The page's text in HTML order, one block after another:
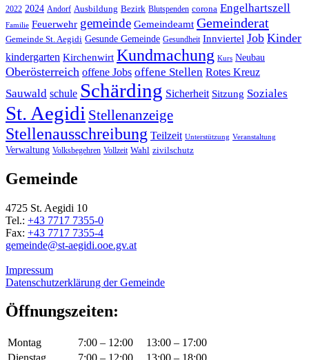
2022 2024 Andorf Ausbildung Bezirk Blutspenden corona Engelhartszell
Familie Feuerwehr gemeinde Gemeindeamt Gemeinderat
Gemeinde St. Aegidi Gesunde Gemeinde Gesundheit Innviertel Job Kinder
kindergarten Kirchenwirt Kundmachung Kurs Neubau
Oberösterreich offene Jobs offene Stellen Rotes Kreuz
Sauwald schule Schärding Sicherheit Sitzung Soziales
St. Aegidi Stellenanzeige
Stellenausschreibung Teilzeit Unterstützung Veranstaltung
Verwaltung Volksbegehren Vollzeit Wahl zivilschutz
Gemeinde
4725 St. Aegidi 10
Tel.: +43 7717 7355-0
Fax: +43 7717 7355-4
gemeinde@st-aegidi.ooe.gv.at
Impressum
Datenschutzerklärung der Gemeinde
Öffnungszeiten:
Montag 7:00 – 12:00
13:00 – 17:00